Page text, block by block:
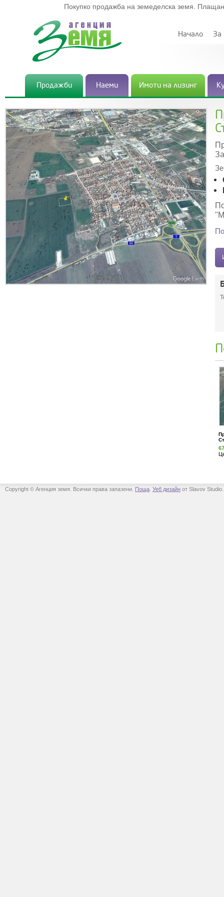
Покупко продажба на земеделска земя.
Начало За
Продажби Наеми Имоти на лизинг
Copyright © Агенция земя. Всички права запазени. Поща Уеб дизайн от Slavov Studio.